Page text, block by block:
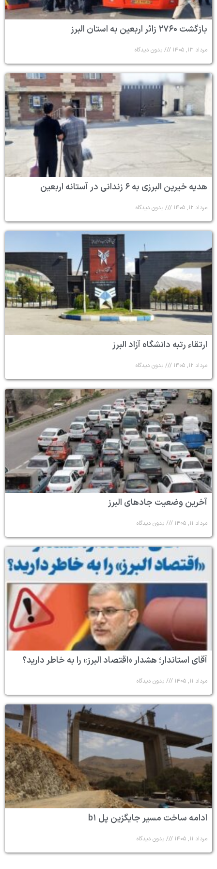
بازگشت ۲۷۶۰ زائر اربعین به استان البرز
مرداد ۱۳, ۱۴۰۵ بدون دیدگاه
هدیه خیرین البرزی به ۶ زندانی در آستانه اربعین
مرداد ۱۲, ۱۴۰۵ بدون دیدگاه
ارتقاء رتبه دانشگاه آزاد البرز
مرداد ۱۲, ۱۴۰۵ بدون دیدگاه
آخرین وضعیت جادهای البرز
مرداد ۱۱, ۱۴۰۵ بدون دیدگاه
آقای استاندار؛ هشدار «اقتصاد البرز» را به خاطر دارید؟
مرداد ۱۱, ۱۴۰۵ بدون دیدگاه
ادامه ساخت مسیر جایگزین پل b۱
مرداد ۱۱, ۱۴۰۵ بدون دیدگاه